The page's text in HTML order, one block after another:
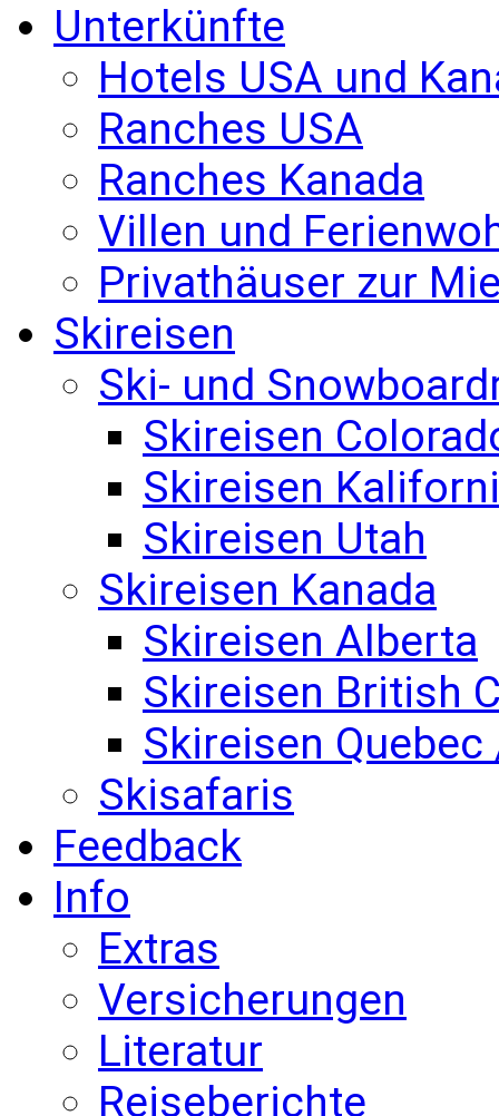
Unterkünfte
Hotels USA und
Ranches USA
Ranches Kanada
Villen und
Privathäuser zur
Skireisen
Ski- und
Skireisen
Skireisen
Skireisen Utah
Skireisen Kanada
Skireisen Alberta
Skireisen British
Skireisen
Skisafaris
Feedback
Info
Extras
Versicherungen
Literatur
Reiseberichte